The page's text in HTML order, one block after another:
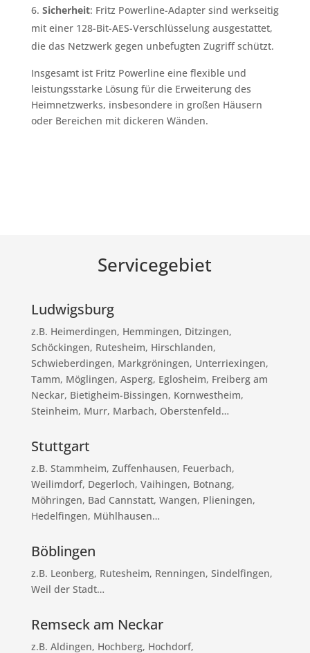
Sicherheit: Fritz Powerline-Adapter sind werkseitig
mit einer 128-Bit-AES-Verschlüsselung ausgestattet,
die das Netzwerk gegen unbefugten Zugriff schützt.
Insgesamt ist Fritz Powerline eine flexible und
leistungsstarke Lösung für die Erweiterung des
Heimnetzwerks, insbesondere in großen Häusern
oder Bereichen mit dickeren Wänden.
Servicegebiet
Ludwigsburg
z.B. Heimerdingen, Hemmingen, Ditzingen,
Schöckingen, Rutesheim, Hirschlanden,
Schwieberdingen, Markgröningen, Unterriexingen,
Tamm, Möglingen, Asperg, Eglosheim, Freiberg am
Neckar, Bietigheim-Bissingen, Kornwestheim,
Steinheim, Murr, Marbach, Oberstenfeld…
Stuttgart
z.B. Stammheim, Zuffenhausen, Feuerbach,
Weilimdorf, Degerloch, Vaihingen, Botnang,
Möhringen, Bad Cannstatt, Wangen, Plieningen,
Hedelfingen, Mühlhausen…
Böblingen
z.B. Leonberg, Rutesheim, Renningen, Sindelfingen,
Weil der Stadt…
Remseck am Neckar
z.B. Aldingen, Hochberg, Hochdorf,